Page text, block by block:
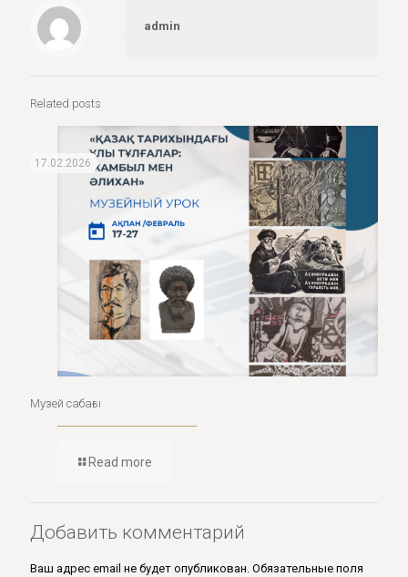
admin
Related posts
17.02.2026
Музей сабағы
Read more
Добавить комментарий
Ваш адрес email не будет опубликован. Обязательные поля